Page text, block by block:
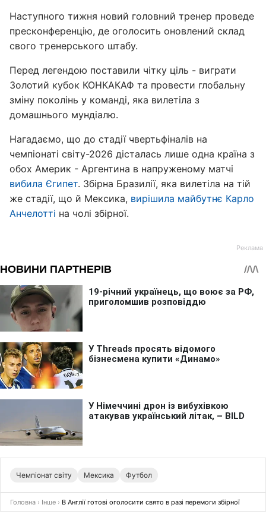
Наступного тижня новий головний тренер проведе
пресконференцію, де оголосить оновлений склад
свого тренерського штабу.
Перед легендою поставили чітку ціль - виграти
Золотий кубок КОНКАКАФ та провести глобальну
зміну поколінь у команді, яка вилетіла з
домашнього мундіалю.
Нагадаємо, що до стадії чвертьфіналів на
чемпіонаті світу-2026 дісталась лише одна країна з
обох Америк - Аргентина в напруженому матчі
вибила Єгипет. Збірна Бразилії, яка вилетіла на тій
же стадії, що й Мексика, вирішила майбутнє Карло
Анчелотті на чолі збірної.
Чемпіонат світу Мексика Футбол
Головна › Інше › В Англії готові оголосити свято в разі перемоги збірної